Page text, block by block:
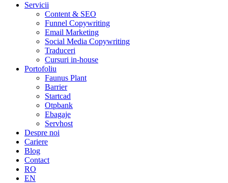
Servicii
Content & SEO
Funnel Copywriting
Email Marketing
Social Media Copywriting
Traduceri
Cursuri in-house
Portofoliu
Faunus Plant
Barrier
Startcad
Otpbank
Ebagaje
Servhost
Despre noi
Cariere
Blog
Contact
RO
EN